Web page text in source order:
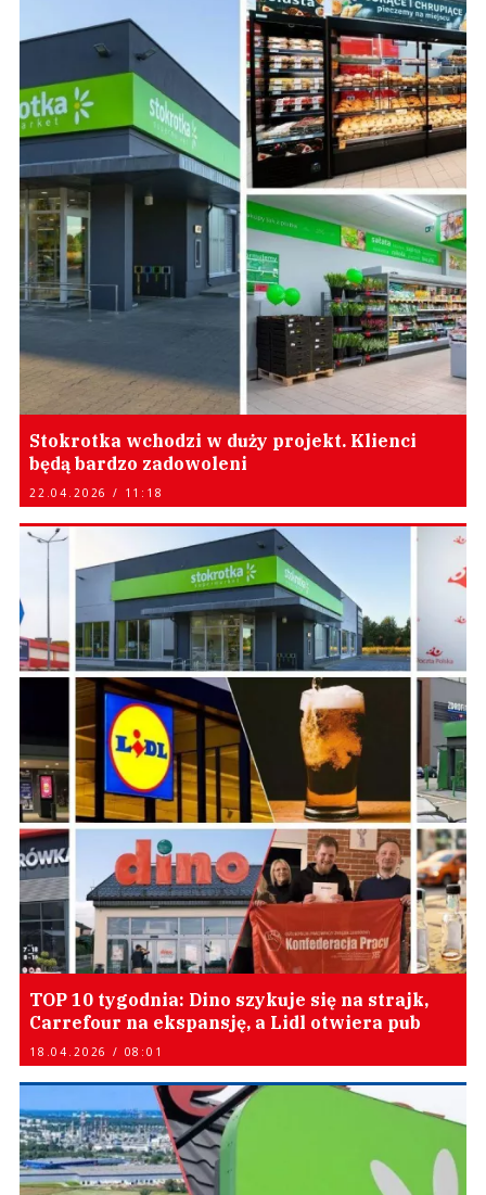
Stokrotka wchodzi w duży projekt. Klienci
będą bardzo zadowoleni
22.04.2026 / 11:18
TOP 10 tygodnia: Dino szykuje się na strajk,
Carrefour na ekspansję, a Lidl otwiera pub
18.04.2026 / 08:01